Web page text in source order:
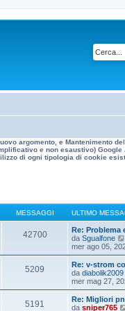
argomento, e Mantenimento
e non esaustivo) Google
di ogni tipologia di cookie
MESSAGGI ULTIMO
42700
Re: Problema
da Sgualfone
mer ago 05,
5209
Re: v-strom
da diabolik2009
mer mag 27,
5191
Re: Migliori
da sniper765